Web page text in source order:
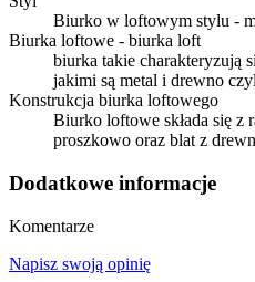
Biurko w loftowym stylu -
Biurka loftowe - biurka loft
biurka takie charakteryzują
jakimi są metal i drewno
Konstrukcja biurka loftowego
Biurko loftowe składa się z
proszkowo oraz blat z
Dodatkowe informacje
Komentarze
Napisz swoją opinię